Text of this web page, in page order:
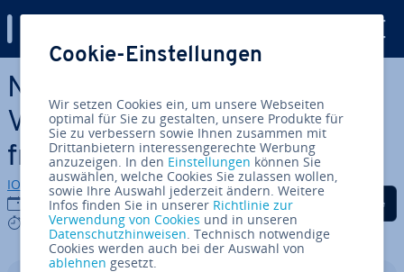
Zum Haupt­in­halt springen
Nuxt vs. Next: Ein direkter
Vergleich der beliebten Web­
frame­works
IONOS Redaktion
01.07.2025
7 mins
Auf Facebook teilen
Auf Twitter teilen
Auf LinkedIn
Cookie-Einstellungen
Wir setzen Cookies ein, um unsere Webseiten
optimal für Sie zu gestalten, unsere Produkte für
Sie zu verbessern sowie Ihnen zusammen mit
Drittanbietern interessengerechte Werbung
anzuzeigen. In den Einstellungen können Sie
auswählen, welche Cookies Sie zulassen wollen,
sowie Ihre Auswahl jederzeit ändern. Weitere
Infos finden Sie in unserer Richtlinie zur
Verwendung von Cookies und in unseren
Datenschutzhinweisen. Technisch notwendige
Cookies werden auch bei der Auswahl von
ablehnen gesetzt.